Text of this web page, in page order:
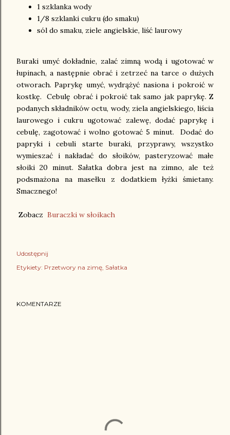
1 szklanka wody
1/8 szklanki cukru (do smaku)
sól do smaku, ziele angielskie, liść laurowy
Buraki umyć dokładnie, zalać zimną wodą i ugotować w
łupinach, a następnie obrać i zetrzeć na tarce o dużych
otworach. Paprykę umyć, wydrążyć nasiona i pokroić w
kostkę. Cebulę obrać i pokroić tak samo jak paprykę. Z
podanych składników octu, wody, ziela angielskiego, liścia
laurowego i cukru ugotować zalewę, dodać paprykę i
cebulę, zagotować i wolno gotować 5 minut. Dodać do
papryki i cebuli starte buraki, przyprawy, wszystko
wymieszać i nakładać do słoików, pasteryzować małe
słoiki 20 minut. Sałatka dobra jest na zimno, ale też
podsmażona na masełku z dodatkiem łyżki śmietany.
Smacznego!
Zobacz Buraczki w słoikach
Udostępnij
Etykiety: Przetwory na zimę Sałatka
KOMENTARZE